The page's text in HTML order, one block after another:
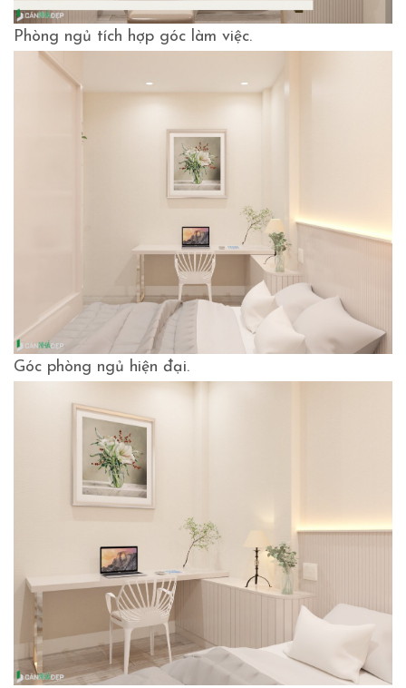
Phòng ngủ tích hợp góc làm việc.
Góc phòng ngủ hiện đại.